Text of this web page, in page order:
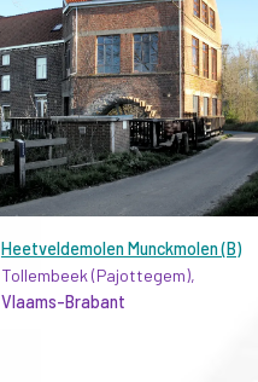
Heetveldemolen Munckmolen (B)
Tollembeek (Pajottegem),
Vlaams-Brabant